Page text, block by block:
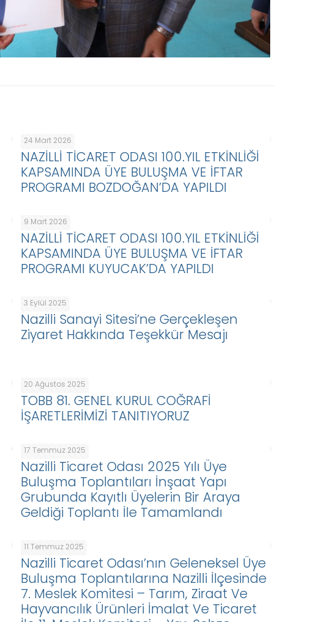
24 Mart 2026
NAZİLLİ TİCARET ODASI 100.YIL ETKİNLİĞİ
KAPSAMINDA ÜYE BULUŞMA VE İFTAR
PROGRAMI BOZDOĞAN’DA YAPILDI
9 Mart 2026
NAZİLLİ TİCARET ODASI 100.YIL ETKİNLİĞİ
KAPSAMINDA ÜYE BULUŞMA VE İFTAR
PROGRAMI KUYUCAK’DA YAPILDI
3 Eylül 2025
Nazilli Sanayi Sitesi’ne Gerçekleşen
Ziyaret Hakkında Teşekkür Mesajı
20 Ağustos 2025
TOBB 81. GENEL KURUL COĞRAFİ
İŞARETLERİMİZİ TANITIYORUZ
17 Temmuz 2025
Nazilli Ticaret Odası 2025 Yılı Üye
Buluşma Toplantıları İnşaat Yapı
Grubunda Kayıtlı Üyelerin Bir Araya
Geldiği Toplantı İle Tamamlandı
11 Temmuz 2025
Nazilli Ticaret Odası’nın Geleneksel Üye
Buluşma Toplantılarına Nazilli İlçesinde
7. Meslek Komitesi – Tarım, Ziraat Ve
Hayvancılık Ürünleri İmalat Ve Ticaret